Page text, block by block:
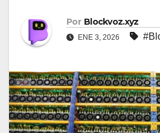
Por Blockvoz.xyz
ENE 3, 2026